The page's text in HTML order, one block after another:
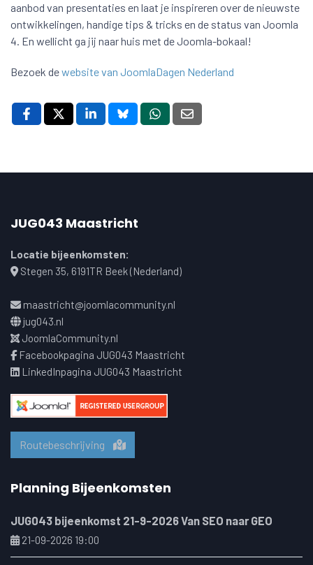
aanbod van presentaties en laat je inspireren over de nieuwste
ontwikkelingen, handige tips & tricks en de status van Joomla
4. En wellicht ga jij naar huis met de Joomla-bokaal!
Bezoek dewebsite van JoomlaDagen Nederland
JUG043 Maastricht
Locatie bijeenkomsten:
Stegen 35, 6191TR Beek (Nederland)
maastricht@joomlacommunity.nl
jug043.nl
JoomlaCommunity.nl
Facebookpagina JUG043 Maastricht
LinkedInpagina JUG043 Maastricht
Routebeschrijving
Planning Bijeenkomsten
JUG043 bijeenkomst 21-9-2026 Van SEO naar GEO
21-09-2026 19:00